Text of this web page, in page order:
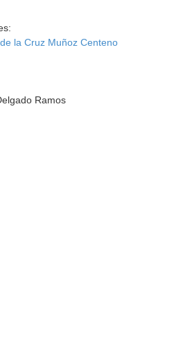
la Cruz Muñoz Centeno
Ramos